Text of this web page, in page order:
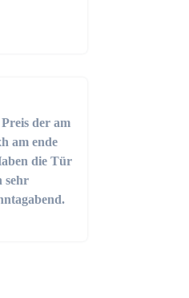
der am
am ende
die Tür
sehr